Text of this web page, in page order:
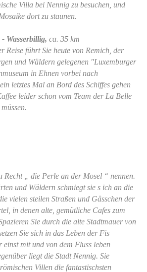
Villa bei Nennig zu besuchen, und
dort zu staunen.
Wasserbillig, ca. 35 km
Reise führt Sie heute von Remich, der
und Wäldern gelegenen "Luxemburger
in Ehnen vorbei nach
letztes Mal an Bord des Schiffes gehen
leider schon vom Team der La Belle
Recht „ die Perle an der Mosel “ nennen.
und Wäldern schmiegt sie s ich an die
vielen steilen Straßen und Gässchen der
in denen alte, gemütliche Cafes zum
Sie durch die alte Stadtmauer von
Sie sich in das Leben der Fis
mit und von dem Fluss leben
liegt die Stadt Nennig. Sie
Villen die fantastischsten